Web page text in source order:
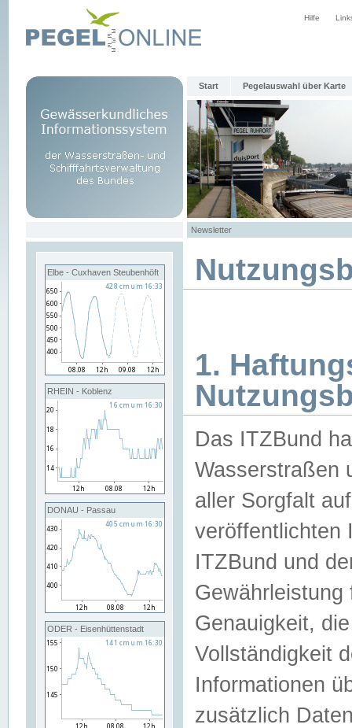
Hilfe
Start Pegelauswahl über Karte
Newsletter
Elbe - Cuxhaven Steubenhöft
RHEIN - Koblenz
DONAU - Passau
ODER - Eisenhüttenstadt
1.
Das ITZBund
Wasserstraßen
aller Sorgfalt
veröffentlichten
ITZBund und
Genauigkeit,
Vollständigkeit
Informationen
zusätzlich